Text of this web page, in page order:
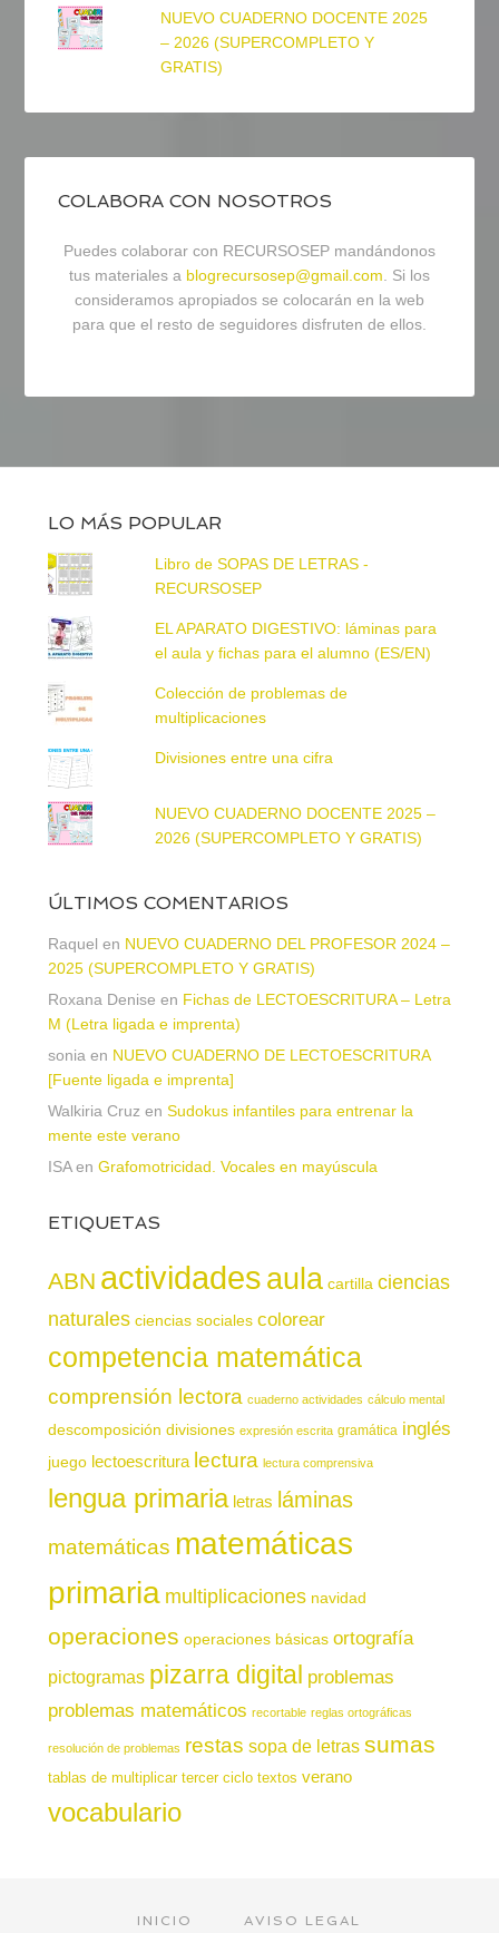
NUEVO CUADERNO DOCENTE 2025
– 2026 (SUPERCOMPLETO Y
GRATIS)
COLABORA CON NOSOTROS
Puedes colaborar con RECURSOSEP mandándonos
tus materiales a blogrecursosep@gmail.com. Si los
consideramos apropiados se colocarán en la web
para que el resto de seguidores disfruten de ellos.
LO MÁS POPULAR
Libro de SOPAS DE LETRAS -
RECURSOSEP
EL APARATO DIGESTIVO: láminas para
el aula y fichas para el alumno (ES/EN)
Colección de problemas de
multiplicaciones
Divisiones entre una cifra
NUEVO CUADERNO DOCENTE 2025 –
2026 (SUPERCOMPLETO Y GRATIS)
ÚLTIMOS COMENTARIOS
Raquel en NUEVO CUADERNO DEL PROFESOR 2024 –
2025 (SUPERCOMPLETO Y GRATIS)
Roxana Denise en Fichas de LECTOESCRITURA – Letra
M (Letra ligada e imprenta)
sonia en NUEVO CUADERNO DE LECTOESCRITURA
[Fuente ligada e imprenta]
Walkiria Cruz en Sudokus infantiles para entrenar la
mente este verano
ISAen Grafomotricidad. Vocales en mayúscula
ETIQUETAS
ABN actividadesaula cartilla ciencias
naturales ciencias sociales colorear
competencia matemática
comprensión lectora cuaderno actividades cálculo mental
descomposición divisiones expresión escrita gramática inglés
juego lectoescritura lectura lectura comprensiva
lengua primaria letras láminas
matemáticas matemáticas
primaria multiplicaciones navidad
operaciones operaciones básicas ortografía
pictogramas pizarra digital problemas
problemas matemáticos recortable reglas ortográficas
resolución de problemas restas sopa de letras sumas
tablas de multiplicar tercer ciclo textos verano
vocabulario
INICIO AVISO LEGAL